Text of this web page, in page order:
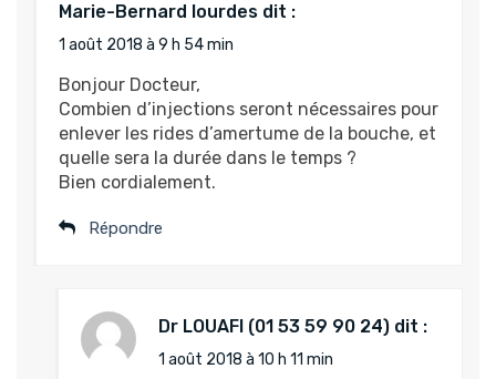
Marie-Bernard lourdes dit :
1 août 2018 à 9 h 54 min
Bonjour Docteur,
Combien d’injections seront nécessaires pour
enlever les rides d’amertume de la bouche, et
quelle sera la durée dans le temps ?
Bien cordialement.
Répondre
Dr LOUAFI dit :
1 août 2018 à 10 h 11 min